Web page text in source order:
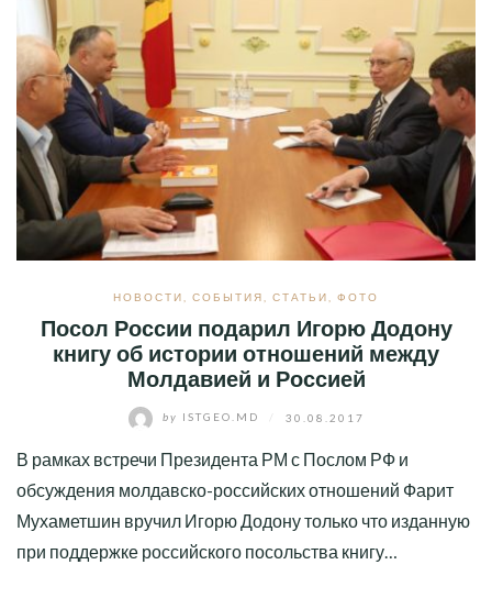
НОВОСТИ СОБЫТИЯ СТАТЬИ ФОТО
Посол России подарил Игорю Додону
книгу об истории отношений между
Молдавией и Россией
by ISTGEO.MD 30.08.2017
В рамках встречи Президента РМ с Послом РФ и
обсуждения молдавско-российских отношений Фарит
Мухаметшин вручил Игорю Додону только что изданную
при поддержке российского посольства книгу…